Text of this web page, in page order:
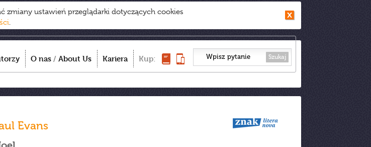
zmiany ustawień przeglądarki dotyczących cookies
.
O nas / About Us Kariera Kup: Szukaj
Evans